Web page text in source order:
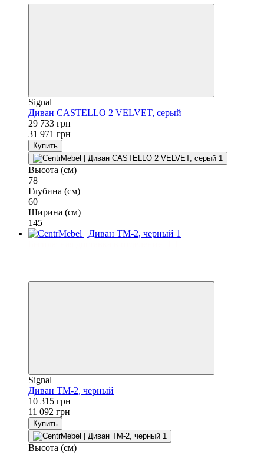
Signal
Диван CASTELLO 2 VELVET, серый
29 733 грн
31 971 грн
Купить
Высота (см)
78
Глубина (см)
60
Ширина (см)
145
Signal
Диван TM-2, черный
10 315 грн
11 092 грн
Купить
Высота (см)